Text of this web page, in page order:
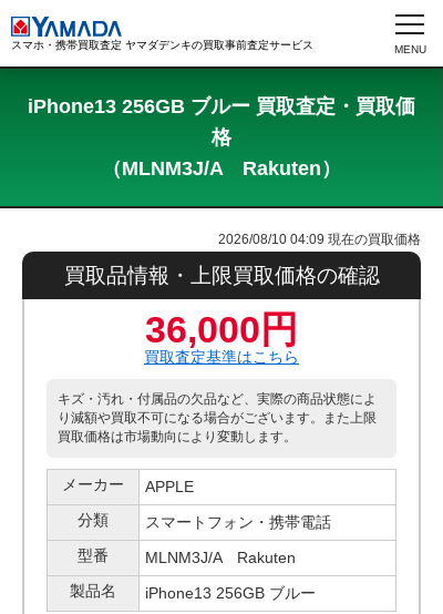
スマホ・携帯買取査定 ヤマダデンキの買取事前査定サービス
iPhone13 256GB ブルー 買取査定・買取価
格
（MLNM3J/A Rakuten）
2026/08/10 04:09 現在の買取価格
買取品情報・上限買取価格の確認
36,000円
買取査定基準はこちら
キズ・汚れ・付属品の欠品など、実際の商品状態によ
り減額や買取不可になる場合がございます。また上限
買取価格は市場動向により変動します。
メーカー
APPLE
分類
スマートフォン・携帯電話
型番
MLNM3J/A Rakuten
製品名
iPhone13 256GB ブルー